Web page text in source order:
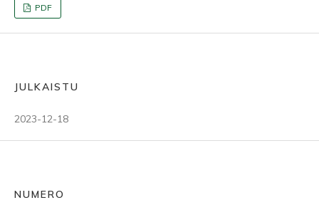
PDF
JULKAISTU
2023-12-18
NUMERO